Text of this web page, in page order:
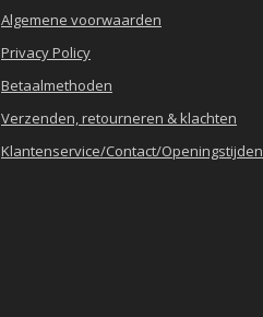
Algemene voorwaarden
Privacy Policy
Betaalmethoden
Verzenden, retourneren & klachten
Klantenservice/Contact/Openingstijden